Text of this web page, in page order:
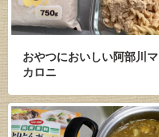
おやつにおいしい阿部川マ
カロニ